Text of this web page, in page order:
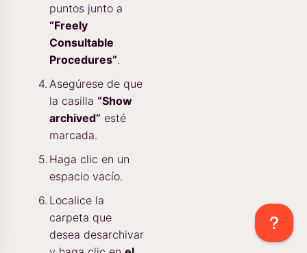
puntos junto a
“Freely
Consultable
Procedures”.
Asegúrese de que
la casilla “Show
archived” esté
marcada.
Haga clic en un
espacio vacío.
Localice la
carpeta que
desea desarchivar